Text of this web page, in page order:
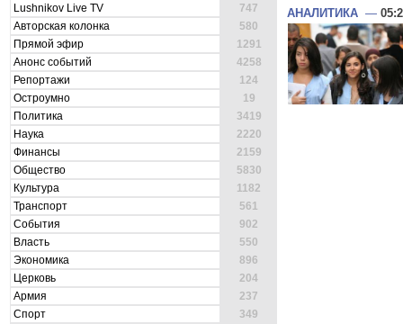
Lushnikov Live TV
747
Авторская колонка
580
Прямой эфир
1291
Анонс событий
4258
Репортажи
124
Остроумно
19
Политика
3419
Наука
2220
Финансы
2159
Общество
5830
Культура
1182
Транспорт
561
События
902
Власть
550
Экономика
896
Церковь
204
Армия
237
Спорт
349
АНАЛИТИКА —